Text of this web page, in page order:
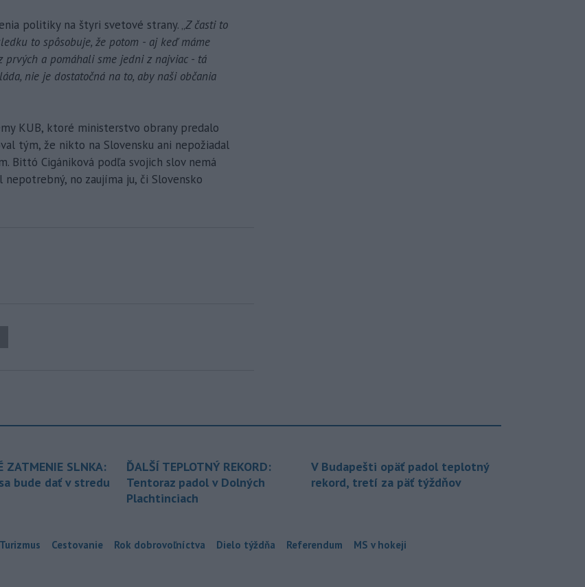
politiky na štyri svetové strany. „Z časti to
to spôsobuje, že potom - aj keď máme
a pomáhali sme jedni z najviac - tá
nie je dostatočná na to, aby naši občania
KUB, ktoré ministerstvo obrany predalo
tým, že nikto na Slovensku ani nepožiadal
Bittó Cigániková podľa svojich slov nemá
no zaujíma ju, či Slovensko
ZATMENIE SLNKA:
bude dať v stredu
ĎALŠÍ TEPLOTNÝ REKORD:
Tentoraz padol v Dolných
Plachtinciach
V Budapešti opäť padol teplotný
rekord, tretí za päť týždňov
Turizmus Cestovanie Rok dobrovoľníctva Dielo týždňa Referendum MS v hokeji